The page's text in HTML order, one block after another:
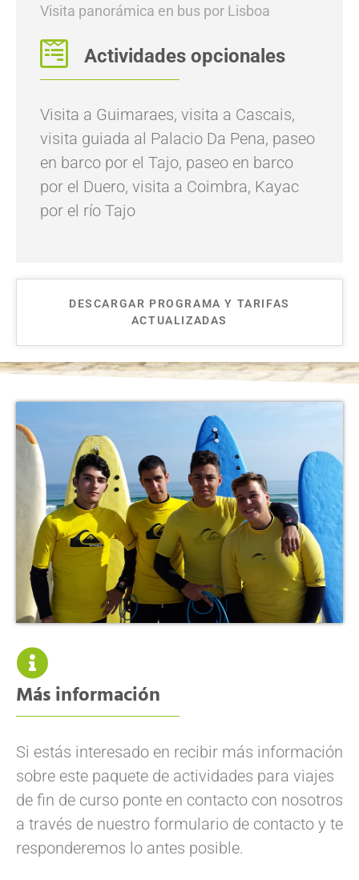
Visita panorámica en bus por Lisboa
Actividades opcionales
Visita a Guimaraes, visita a Cascais,
visita guiada al Palacio Da Pena, paseo
en barco por el Tajo, paseo en barco
por el Duero, visita a Coimbra, Kayac
por el río Tajo
DESCARGAR PROGRAMA Y TARIFAS
ACTUALIZADAS
Más información
Si estás interesado en recibir más información
sobre este paquete de actividades para viajes
de fin de curso ponte en contacto con nosotros
a través de nuestro formulario de contacto y te
responderemos lo antes posible.